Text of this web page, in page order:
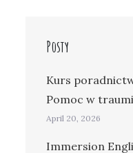
Posty
Kurs
Pomoc w
April 20, 2026
Immersion